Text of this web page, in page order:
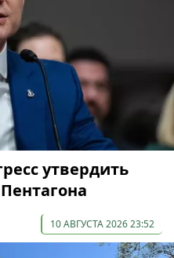
утвердить
10 АВГУСТА 2026 23:52